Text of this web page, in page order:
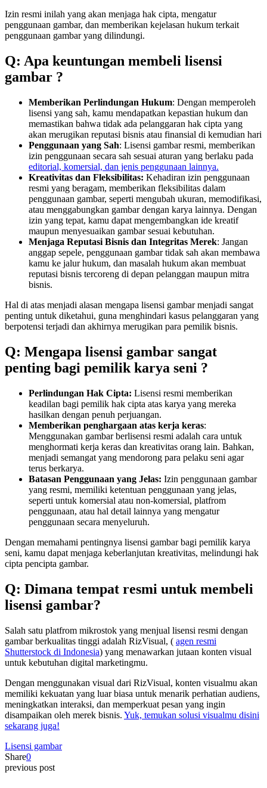
Izin resmi inilah yang akan menjaga hak cipta, mengatur
penggunaan gambar, dan memberikan kejelasan hukum terkait
penggunaan gambar yang dilindungi.
Q: Apa keuntungan membeli lisensi
gambar ?
Memberikan Perlindungan Hukum: Dengan memperoleh
lisensi yang sah, kamu mendapatkan kepastian hukum dan
memastikan bahwa tidak ada pelanggaran hak cipta yang
akan merugikan reputasi bisnis atau finansial di kemudian hari
Penggunaan yang Sah: Lisensi gambar resmi, memberikan
izin penggunaan secara sah sesuai aturan yang berlaku pada
editorial, komersial, dan jenis penggunaan lainnya.
Kreativitas dan Fleksibilitas: Kehadiran izin penggunaan
resmi yang beragam, memberikan fleksibilitas dalam
penggunaan gambar, seperti mengubah ukuran, memodifikasi,
atau menggabungkan gambar dengan karya lainnya. Dengan
izin yang tepat, kamu dapat mengembangkan ide kreatif
maupun menyesuaikan gambar sesuai kebutuhan.
Menjaga Reputasi Bisnis dan Integritas Merek: Jangan
anggap sepele, penggunaan gambar tidak sah akan membawa
kamu ke jalur hukum, dan masalah hukum akan membuat
reputasi bisnis tercoreng di depan pelanggan maupun mitra
bisnis.
Hal di atas menjadi alasan mengapa lisensi gambar menjadi sangat
penting untuk diketahui, guna menghindari kasus pelanggaran yang
berpotensi terjadi dan akhirnya merugikan para pemilik bisnis.
Q: Mengapa lisensi gambar sangat
penting bagi pemilik karya seni ?
Perlindungan Hak Cipta: Lisensi resmi memberikan
keadilan bagi pemilik hak cipta atas karya yang mereka
hasilkan dengan penuh perjuangan.
Memberikan penghargaan atas kerja keras:
Menggunakan gambar berlisensi resmi adalah cara untuk
menghormati kerja keras dan kreativitas orang lain. Bahkan,
menjadi semangat yang mendorong para pelaku seni agar
terus berkarya.
Batasan Penggunaan yang Jelas: Izin penggunaan gambar
yang resmi, memiliki ketentuan penggunaan yang jelas,
seperti untuk komersial atau non-komersial, platfrom
penggunaan, atau hal detail lainnya yang mengatur
penggunaan secara menyeluruh.
Dengan memahami pentingnya lisensi gambar bagi pemilik karya
seni, kamu dapat menjaga keberlanjutan kreativitas, melindungi hak
cipta pencipta gambar.
Q: Dimana tempat resmi untuk membeli
lisensi gambar?
Salah satu platfrom mikrostok yang menjual lisensi resmi dengan
gambar berkualitas tinggi adalah RizVisual, ( agen resmi
Shutterstock di Indonesia) yang menawarkan jutaan konten visual
untuk kebutuhan digital marketingmu.
Dengan menggunakan visual dari RizVisual, konten visualmu akan
memiliki kekuatan yang luar biasa untuk menarik perhatian audiens,
meningkatkan interaksi, dan memperkuat pesan yang ingin
disampaikan oleh merek bisnis. Yuk, temukan solusi visualmu disini
sekarang juga!
Lisensi gambar
Share0
previous post